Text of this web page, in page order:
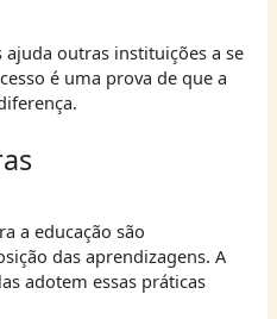
outras instituições a se
é uma prova de que a
a educação são
das aprendizagens. A
adotem essas práticas